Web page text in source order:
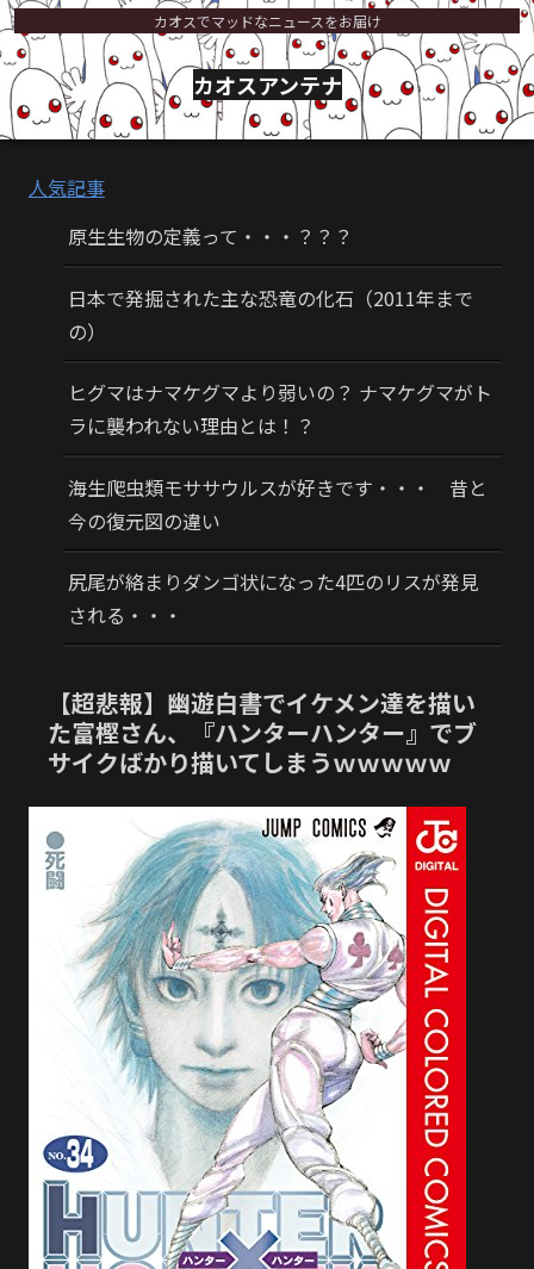
カオスでマッドなニュースをお届け
カオスアンテナ
人気記事
原生生物の定義って・・・？？？
日本で発掘された主な恐竜の化石（2011年まで
の）
ヒグマはナマケグマより弱いの？ ナマケグマがト
ラに襲われない理由とは！？
海生爬虫類モササウルスが好きです・・・ 昔と
今の復元図の違い
尻尾が絡まりダンゴ状になった4匹のリスが発見
される・・・
【超悲報】幽遊白書でイケメン達を描い
た富樫さん、『ハンターハンター』でブ
サイクばかり描いてしまうｗｗｗｗｗ